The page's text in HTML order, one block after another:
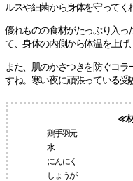
ルスや細菌から身体を守ってく
優れものの食材がたっぷり入
て、身体の内側から体温を上げ
また、肌のかさつきを防ぐコ
すね。寒い夜に頑張っている受
≪
鶏手羽元
水
にんにく
しょうが